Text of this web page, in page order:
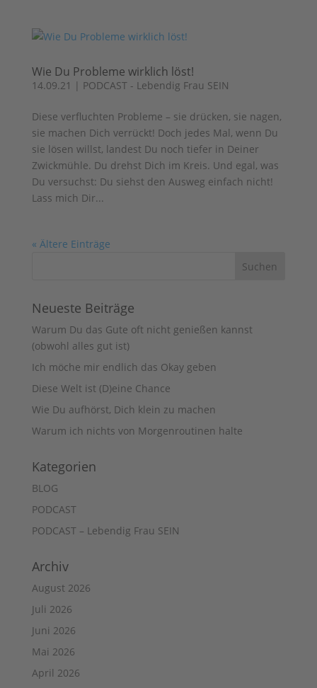
Wie Du Probleme wirklich löst!
14.09.21 | PODCAST - Lebendig Frau SEIN
Diese verfluchten Probleme – sie drücken, sie nagen,
sie machen Dich verrückt! Doch jedes Mal, wenn Du
sie lösen willst, landest Du noch tiefer in Deiner
Zwickmühle. Du drehst Dich im Kreis. Und egal, was
Du versuchst: Du siehst den Ausweg einfach nicht!
Lass mich Dir...
« Ältere Einträge
Neueste Beiträge
Warum Du das Gute oft nicht genießen kannst
(obwohl alles gut ist)
Ich möche mir endlich das Okay geben
Diese Welt ist (D)eine Chance
Wie Du aufhörst, Dich klein zu machen
Warum ich nichts von Morgenroutinen halte
Kategorien
BLOG
PODCAST
PODCAST – Lebendig Frau SEIN
Archiv
August 2026
Juli 2026
Juni 2026
Mai 2026
April 2026